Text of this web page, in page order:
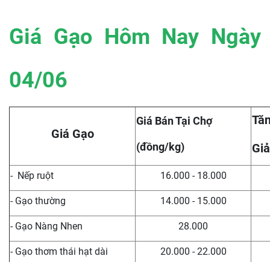
Giá Gạo Hôm Nay Ngày
04/06
Giá Gạo
Giá Bán Tại Chợ
(đồng/kg)
- Nếp ruột 16.000 - 18.000
- Gạo thường 14.000 - 15.000
- Gạo Nàng Nhen 28.000
- Gạo thơm thái hạt dài 20.000 - 22.000